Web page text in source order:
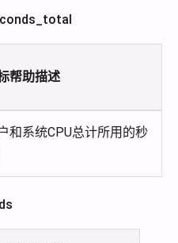
帮助描述
和系统CPU总计所用的秒